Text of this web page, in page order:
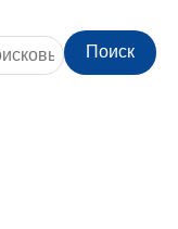
Поиск